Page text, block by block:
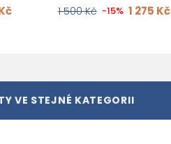
1 500 Kč -15% 1 275 Kč
VE STEJNÉ KATEGORII